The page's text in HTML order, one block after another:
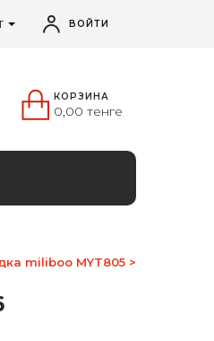
ВОЙТИ
КОРЗИНА
0,00 тенге
miliboo MYT805 >